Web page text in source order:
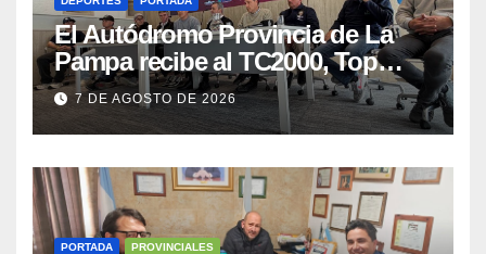
El Autódromo Provincia de La
Pampa recibe al TC2000, Top
Race y Fórmula Nacional este fin
de semana
7 DE AGOSTO DE 2026
PORTADA PROVINCIALES